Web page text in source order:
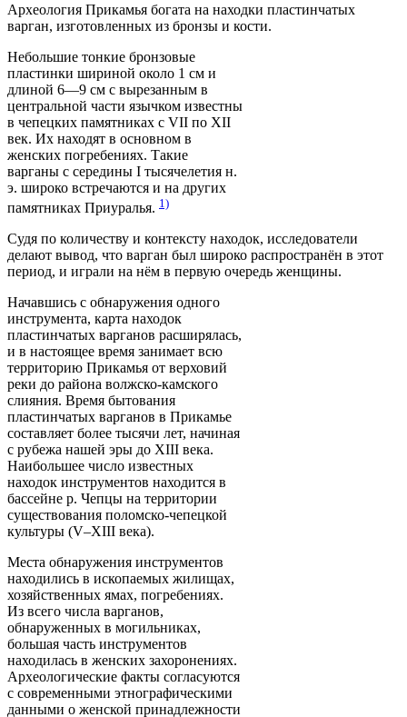
Археология Прикамья богата на находки пластинчатых
варган, изготовленных из бронзы и кости.
Небольшие тонкие бронзовые
пластинки шириной около 1 см и
длиной 6—9 см с вырезанным в
центральной части язычком известны
в чепецких памятниках с VII по XII
век. Их находят в основном в
женских погребениях. Такие
варганы с середины I тысячелетия н.
э. широко встречаются и на других
памятниках Приуралья. 1)
Судя по количеству и контексту находок, исследователи
делают вывод, что варган был широко распространён в этот
период, и играли на нём в первую очередь женщины.
Начавшись с обнаружения одного
инструмента, карта находок
пластинчатых варганов расширялась,
и в настоящее время занимает всю
территорию Прикамья от верховий
реки до района волжско-камского
слияния. Время бытования
пластинчатых варганов в Прикамье
составляет более тысячи лет, начиная
с рубежа нашей эры до XIII века.
Наибольшее число известных
находок инструментов находится в
бассейне р. Чепцы на территории
существования поломско-чепецкой
культуры (V–XIII века).
Места обнаружения инструментов
находились в ископаемых жилищах,
хозяйственных ямах, погребениях.
Из всего числа варганов,
обнаруженных в могильниках,
большая часть инструментов
находилась в женских захоронениях.
Археологические факты согласуются
с современными этнографическими
данными о женской принадлежности